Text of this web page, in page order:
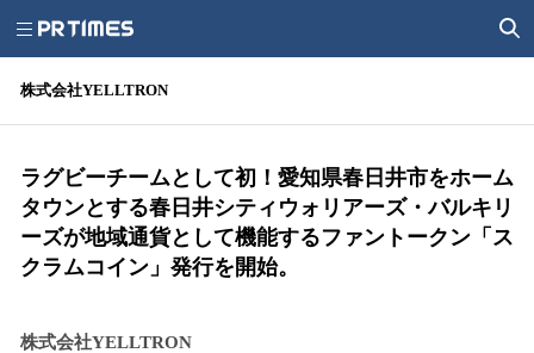
株式会社YELLTRON
ラグビーチームとして初！愛知県春日井市をホーム
タウンとする春日井シティウォリアーズ・バルキリ
ーズが地域通貨として機能するファントークン「ス
クラムコイン」発行を開始。
株式会社YELLTRON